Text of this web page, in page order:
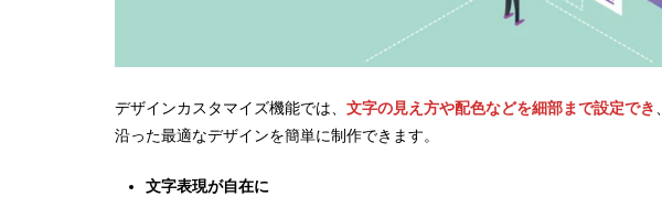
デザインカスタマイズ機能では、 文字の見え方や配色などを細部まで設定でき
沿った最適なデザインを簡単に制作できます。
文字表現が自在に